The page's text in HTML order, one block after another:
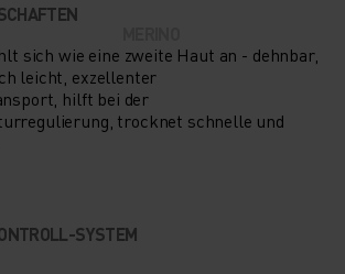
sich wie eine zweite Haut an - dehnbar,
leicht, exzellenter
hilft bei der
trocknet schnelle und
SYSTEM